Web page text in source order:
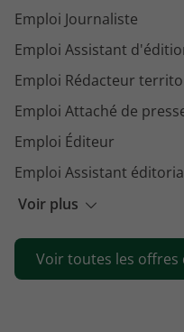
Voir plus
Emploi Journaliste
Emploi Assistant
Emploi Rédacteur
Emploi Attaché de
Emploi Éditeur
Emploi Assistant
Emploi Reprographe
Emploi Papetier
Emploi Margeur
Voir toutes les